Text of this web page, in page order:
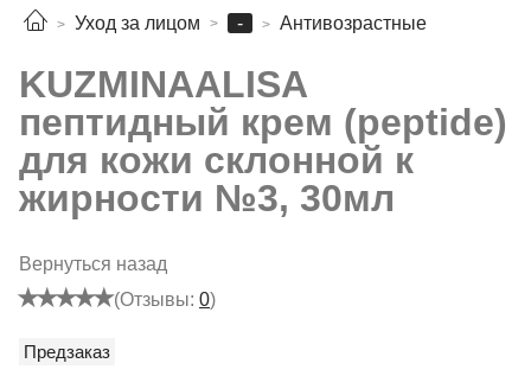
Уход за лицом - Антивозрастные
KUZMINAALISA
пептидный крем (peptide)
для кожи склонной к
жирности №3, 30мл
Вернуться назад
(Отзывы: 0)
Предзаказ